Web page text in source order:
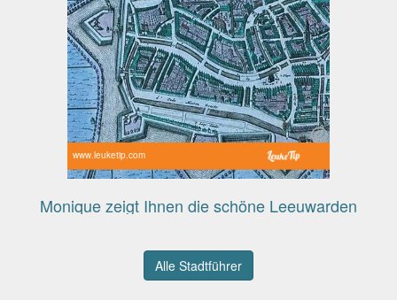
www.leuketip.com
Monique zeigt Ihnen die schöne Leeuwarden
Alle Stadtführer